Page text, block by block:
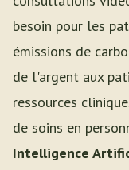
besoin pour les
émissions de
de l'argent aux
ressources
de soins en
Intelligence